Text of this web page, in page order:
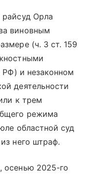
Орла
виновным
(ч. 3 ст. 159
РФ) и незаконном
деятельности
к трем
режима
областной суд
него штраф.
осенью 2025-го